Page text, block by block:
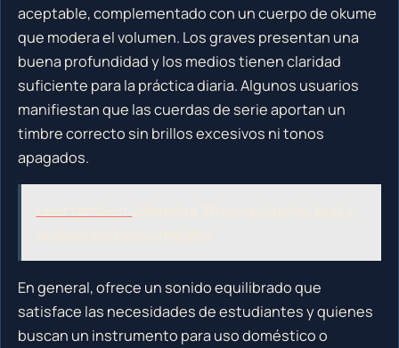
aceptable, complementado con un cuerpo de okume
que modera el volumen. Los graves presentan una
buena profundidad y los medios tienen claridad
suficiente para la práctica diaria. Algunos usuarios
manifiestan que las cuerdas de serie aportan un
timbre correcto sin brillos excesivos ni tonos
apagados.
En general, ofrece un sonido equilibrado que
satisface las necesidades de estudiantes y quienes
buscan un instrumento para uso doméstico o